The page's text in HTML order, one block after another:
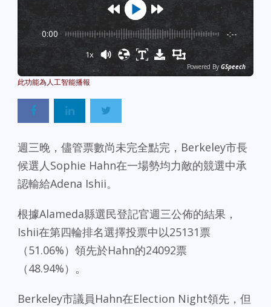
0:00 -:--
1x
Powered By GSpeech
週三晚，儘管票數尚未完全點完，Berkeley市長
候選人Sophie Hahn在一場勢均力敵的競選中承
認輸給Adena Ishii。
根據Alameda縣選民登記官週三公佈的結果，
Ishii在第四輪排名選擇投票中以25131票
（51.06%）領先於Hahn的24092票
（48.94%）。
Berkeley市議員Hahn在Election Night領先，但